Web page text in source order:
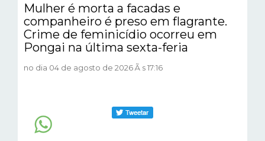
Mulher é morta a facadas e
companheiro é preso em flagrante.
Crime de feminicídio ocorreu em
Pongai na última sexta-feria
no dia 04 de agosto de 2026 Ã s 17:16